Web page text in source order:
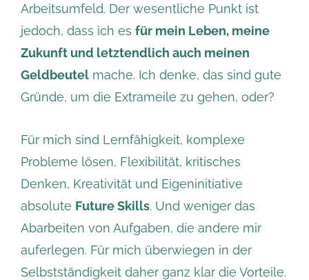
Arbeitsumfeld. Der wesentliche Punkt ist
jedoch, dass ich es für mein Leben, meine
Zukunft und letztendlich auch meinen
Geldbeutel mache. Ich denke, das sind gute
Gründe, um die Extrameile zu gehen, oder?
Für mich sind Lernfähigkeit, komplexe
Probleme lösen, Flexibilität, kritisches
Denken, Kreativität und Eigeninitiative
absolute Future Skills. Und weniger das
Abarbeiten von Aufgaben, die andere mir
auferlegen. Für mich überwiegen in der
Selbstständigkeit daher ganz klar die Vorteile.